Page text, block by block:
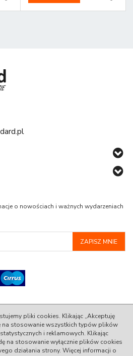
o nowościach i ważnych wydarzeniach
Zadowolenia w Standardzie.
sklepu internetowego
pliki cookies. Klikając „Akceptuję
na stosowanie wszystkich typów plików
i reklamowych. Klikając
na stosowanie wyłącznie plików cookies
działania strony. Więcej informacji o